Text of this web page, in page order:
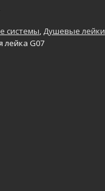
системы, Душевые лейки
лейка G07